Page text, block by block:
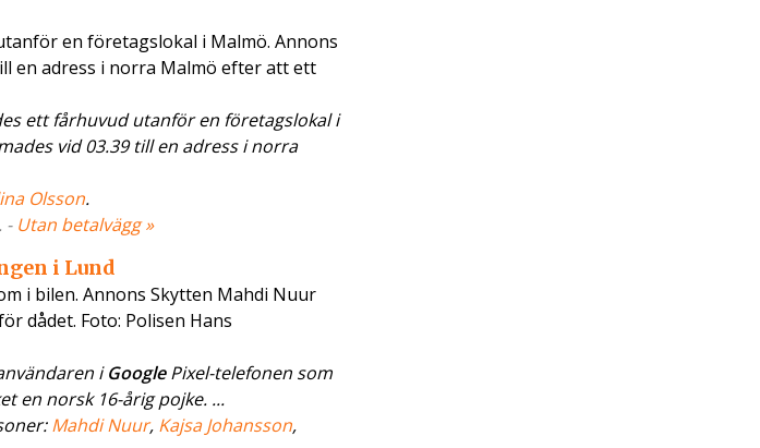
en företagslokal i Malmö. Annons
en adress i norra Malmö efter att ett
ett fårhuvud utanför en företagslokal i
vid 03.39 till en adress i norra
Olsson.
- Utan betalvägg »
i Lund
i bilen. Annons Skytten Mahdi Nuur
dådet. Foto: Polisen Hans
iGooglePixel-telefonen som
en norsk 16-årig pojke. ...
Mahdi Nuur, Kajsa Johansson,